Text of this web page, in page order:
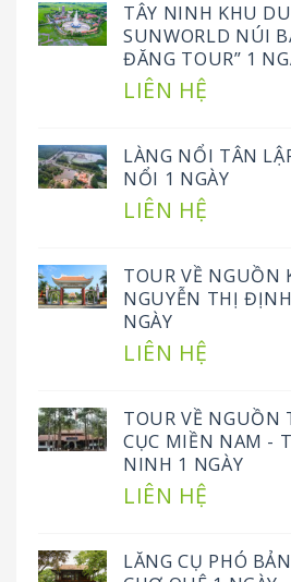
TÂY NINH KHU
SUNWORLD NÚI
ĐĂNG TOUR” 1
LIÊN HỆ
LÀNG NỔI TÂN
NỔI 1 NGÀY
LIÊN HỆ
TOUR VỀ NGUỒN
NGUYỄN THỊ
NGÀY
LIÊN HỆ
TOUR VỀ NGUỒN
CỤC MIỀN NAM -
NINH 1 NGÀY
LIÊN HỆ
LĂNG CỤ PHÓ